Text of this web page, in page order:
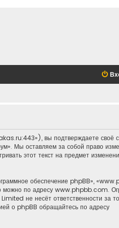
вы подтверждаете своё
Мы оставляем за собой право
этот текст на предмет
обеспечение phpBB»,
можно по адресу www.phpbb.com.
не несёт ответственности за
о phpBB обращайтесь по адресу